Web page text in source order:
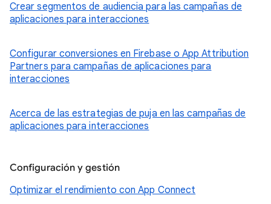
Crear segmentos de audiencia para las campañas de
aplicaciones para interacciones
Configurar conversiones en Firebase o App Attribution
Partners para campañas de aplicaciones para
interacciones
Acerca de las estrategias de puja en las campañas de
aplicaciones para interacciones
Configuración y gestión
Optimizar el rendimiento con App Connect